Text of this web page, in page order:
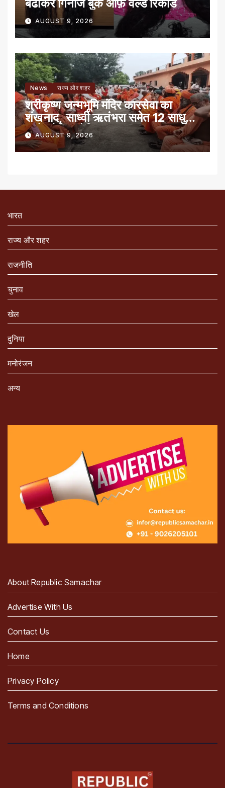
बढाकर गिनीज बुक ऑफ़ वर्ल्ड रिकार्ड
AUGUST 9, 2026
News राज्य और शहर
श्रीकृष्ण जन्मभूमि मंदिर कारसेवा का
शंखनाद, साध्वी ऋतंभरा समेत 12 साधु-
संतों को रेड नोटिस
AUGUST 9, 2026
भारत
राज्य और शहर
राजनीति
चुनाव
खेल
दुनिया
मनोरंजन
अन्य
About Republic Samachar
Advertise With Us
Contact Us
Home
Privacy Policy
Terms and Conditions